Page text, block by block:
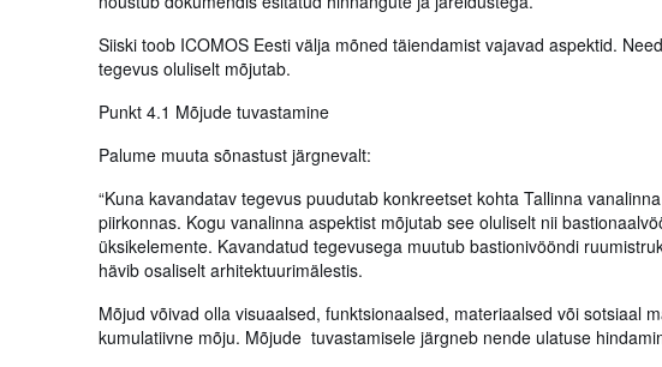
Siiski toob ICOMOS Eesti välja mõned täiendamist vajavad aspektid.
tegevus oluliselt mõjutab.
Punkt 4.1 Mõjude tuvastamine
Palume muuta sõnastust järgnevalt:
“Kuna kavandatav tegevus puudutab konkreetset kohta Tallinna
piirkonnas. Kogu vanalinna aspektist mõjutab see oluliselt nii
üksikelemente. Kavandatud tegevusega muutub bastionivööndi
hävib osaliselt arhitektuurimälestis.
Mõjud võivad olla visuaalsed, funktsionaalsed, materiaalsed või sotsiaal
kumulatiivne mõju. Mõjude tuvastamisele järgneb nende ulatuse